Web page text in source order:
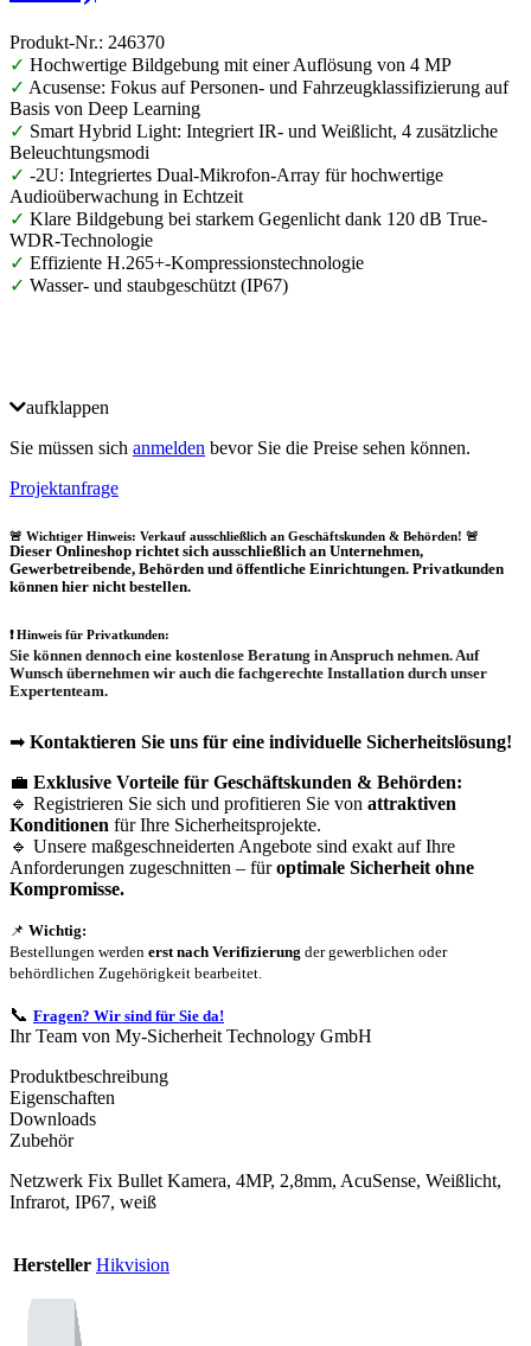
Produkt-Nr.: 246370
✓ Hochwertige Bildgebung mit einer Auflösung von 4 MP
✓ Acusense: Fokus auf Personen- und Fahrzeugklassifizierung auf
Basis von Deep Learning
✓ Smart Hybrid Light: Integriert IR- und Weißlicht, 4 zusätzliche
Beleuchtungsmodi
✓ -2U: Integriertes Dual-Mikrofon-Array für hochwertige
Audioüberwachung in Echtzeit
✓ Klare Bildgebung bei starkem Gegenlicht dank 120 dB True-
WDR-Technologie
✓ Effiziente H.265+-Kompressionstechnologie
✓ Wasser- und staubgeschützt (IP67)
aufklappen
Sie müssen sich anmelden bevor Sie die Preise sehen können.
Projektanfrage
🚨 Wichtiger Hinweis: Verkauf ausschließlich an Geschäftskunden & Behörden! 🚨
Dieser Onlineshop richtet sich ausschließlich an Unternehmen,
Gewerbetreibende, Behörden und öffentliche Einrichtungen. Privatkunden
können hier nicht bestellen.
❗Hinweis für Privatkunden:
Sie können dennoch eine kostenlose Beratung in Anspruch nehmen. Auf
Wunsch übernehmen wir auch die fachgerechte Installation durch unser
Expertenteam.
➡ Kontaktieren Sie uns für eine individuelle Sicherheitslösung!
💼 Exklusive Vorteile für Geschäftskunden & Behörden:
🔹 Registrieren Sie sich und profitieren Sie von attraktiven
Konditionen für Ihre Sicherheitsprojekte.
🔹 Unsere maßgeschneiderten Angebote sind exakt auf Ihre
Anforderungen zugeschnitten – füroptimale Sicherheit ohne
Kompromisse.
📌 Wichtig:
Bestellungen werden erst nach Verifizierung der gewerblichen oder
behördlichen Zugehörigkeit bearbeitet.
📞 Fragen? Wir sind für Sie da!
Ihr Team von My-Sicherheit Technology GmbH
Produktbeschreibung
Eigenschaften
Downloads
Zubehör
Netzwerk Fix Bullet Kamera, 4MP, 2,8mm, AcuSense, Weißlicht,
Infrarot, IP67, weiß
Hersteller Hikvision